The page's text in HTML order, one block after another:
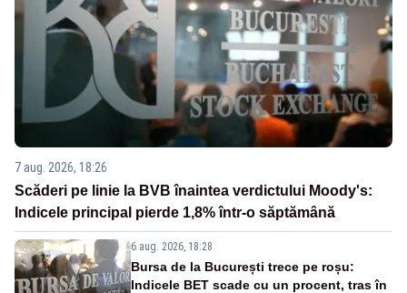
7 aug. 2026, 18:26
Scăderi pe linie la BVB înaintea verdictului Moody's:
Indicele principal pierde 1,8% într-o săptămână
6 aug. 2026, 18:28
Bursa de la București trece pe roșu:
Indicele BET scade cu un procent, tras în